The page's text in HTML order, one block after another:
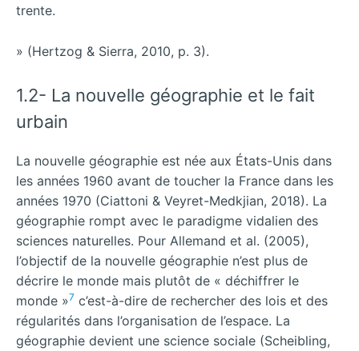
trente.
» (Hertzog & Sierra, 2010, p. 3).
1.2- La nouvelle géographie et le fait
urbain
La nouvelle géographie est née aux États-Unis dans
les années 1960 avant de toucher la France dans les
années 1970 (Ciattoni & Veyret-Medkjian, 2018). La
géographie rompt avec le paradigme vidalien des
sciences naturelles. Pour Allemand et al. (2005),
l’objectif de la nouvelle géographie n’est plus de
décrire le monde mais plutôt de « déchiffrer le
monde »7 c’est-à-dire de rechercher des lois et des
régularités dans l’organisation de l’espace. La
géographie devient une science sociale (Scheibling,